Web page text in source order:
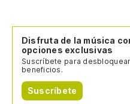
Disfruta de la música
opciones exclusivas
Suscríbete para desbloquear
beneficios.
Suscríbete